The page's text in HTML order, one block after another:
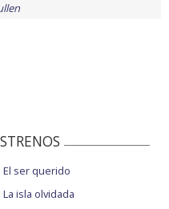
El ser querido
La isla olvidada